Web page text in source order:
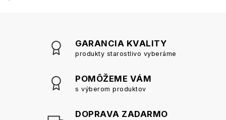
GARANCIA KVALITY
produkty starostlivo vyberáme
POMÔŽEME VÁM
s výberom produktov
DOPRAVA ZADARMO